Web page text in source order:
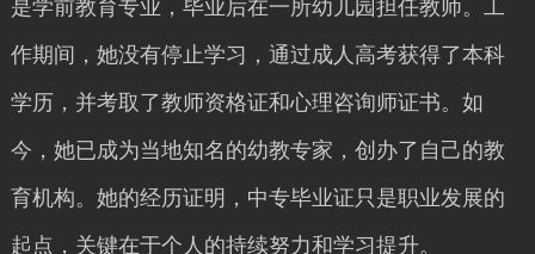
是学前教育专业，毕业后在一所幼儿园担任教师。工
作期间，她没有停止学习，通过成人高考获得了本科
学历，并考取了教师资格证和心理咨询师证书。如
今，她已成为当地知名的幼教专家，创办了自己的教
育机构。她的经历证明，中专毕业证只是职业发展的
起点，关键在于个人的持续努力和学习提升。